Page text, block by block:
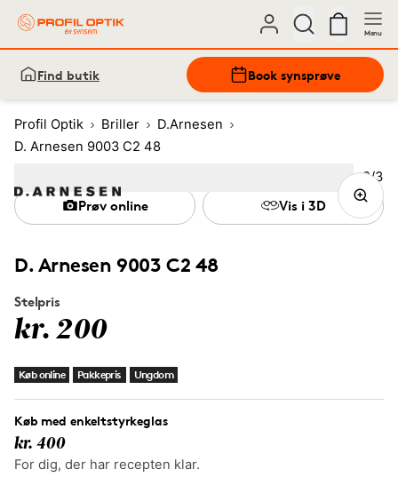
Menu
Find butik Book synsprøve
Profil Optik Briller
D.Arnesen
D. Arnesen 9003 C2 48
D. Arnesen 9003 C2 48
Stelpris
kr. 200
Køb online Pakkepris Ungdom
Køb med enkeltstyrkeglas
kr. 400
For dig, der har recepten klar.
Prøv online Vis i 3D
2/3
Image 1 3